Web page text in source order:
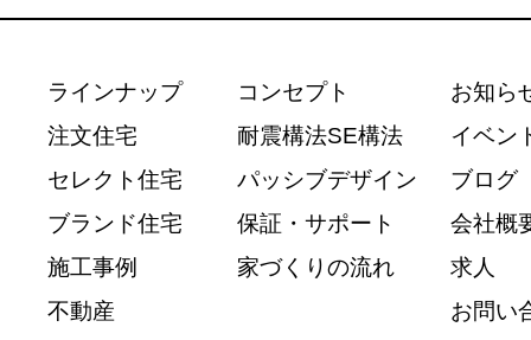
ラインナップ
注文住宅
セレクト住宅
ブランド住宅
施工事例
不動産
コンセプト
耐震構法SE構法
パッシブデザイン
保証・サポート
家づくりの流れ
お知ら
イベン
ブログ
会社概
求人
お問い